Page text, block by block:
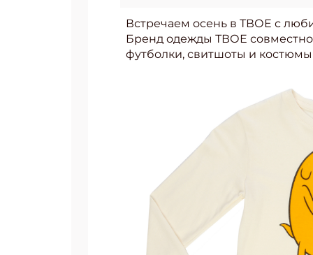
Встречаем осень в ТВОЕ с
Бренд одежды ТВОЕ
футболки, свитшоты и